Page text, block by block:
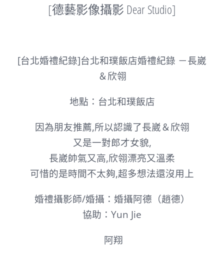
[德藝影像攝影 Dear Studio]
[台北婚禮紀錄]台北和璞飯店婚禮紀錄 －長崴
＆欣翎
地點：台北和璞飯店
因為朋友推薦,所以認識了長崴＆欣翎
又是一對郎才女貌,
長崴帥氣又高,欣翎漂亮又溫柔
可惜的是時間不太夠,超多想法還沒用上
婚禮攝影師/婚攝：婚攝阿德（趙德）
協助：Yun Jie
阿翔